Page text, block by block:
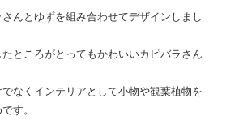
んとゆずを組み合わせてデザインしまし
ところがとってもかわいいカピバラさん
なくインテリアとして小物や観葉植物を
す。